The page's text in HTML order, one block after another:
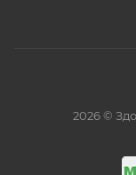
2026 ©